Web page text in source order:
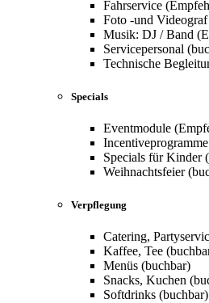
Fahrservice
Foto -und
Musik: DJ / Band
Servicepersonal
Technische
Specials
Eventmodule
Specials für Kinder
Weihnachtsfeier
Verpflegung
Catering,
Kaffee, Tee
Menüs (buchbar)
Snacks, Kuchen
Softdrinks (buchbar)